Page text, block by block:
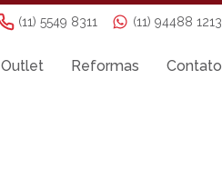
(11) 5549 8311 (11) 94488 1213
Outlet Reformas Contato